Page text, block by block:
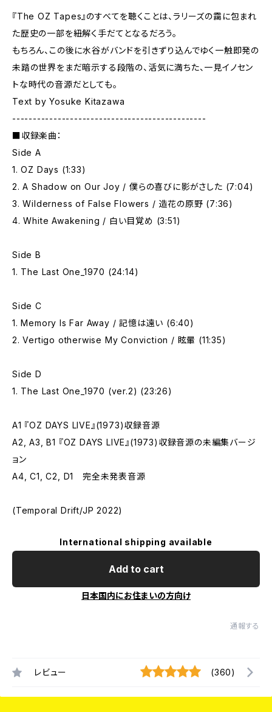
『The OZ Tapes』のすべてを聴くことは、ラリーズの靄に包まれ
た歴史の一部を紐解く手だてとなるだろう。
もちろん、この後に水谷がバンドを引きずり込んでゆく一触即発の
未踏の世界をまだ暗示する段階の、活気に満ちた、一見イノセン
トな時代の音源だとしても。
Text by Yosuke Kitazawa
-----------------------------------------------
■収録楽曲：
Side A
1. OZ Days (1:33)
2. A Shadow on Our Joy / 僕らの喜びに影がさした (7:04)
3. Wilderness of False Flowers / 造花の原野 (7:36)
4. White Awakening / 白い目覚め (3:51)
Side B
1. The Last One_1970 (24:14)
Side C
1. Memory Is Far Away / 記憶は遠い (6:40)
2. Vertigo otherwise My Conviction / 眩暈 (11:35)
Side D
1. The Last One_1970 (ver.2) (23:26)
A1 『OZ DAYS LIVE』(1973)収録音源
A2, A3, B1 『OZ DAYS LIVE』(1973)収録音源の未編集バージ
ョン
A4, C1, C2, D1 完全未発表音源
(Temporal Drift/JP 2022)
International shipping available
Add to cart
日本国内にお住まいの方向け
通報する
レビュー (360)